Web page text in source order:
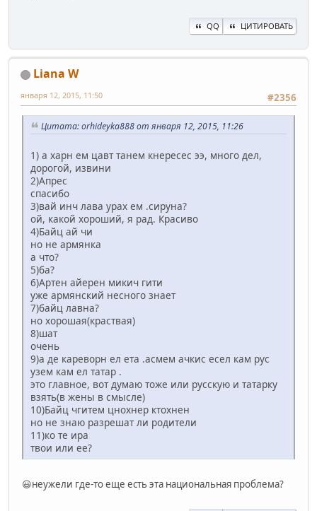
QQ ЦИТИРОВАТЬ
Liana W
#2356
января 12, 2015, 11:50
Цитата: orhideyka888 от января 12, 2015, 11:26
1) а харн ем цавт танем кнересес ээ, много дел,
дорогой, извини
2)Апрес
спасибо
3)вай инч лава урах ем .сируна?
ой, какой хороший, я рад. Красиво
4)Байц ай чи
но не армянка
а что?
5)ба?
6)Артен айерен микич гити
уже армянский несного знает
7)байц лавна?
но хорошая(краствая)
8)шат
очень
9)а де кареворн ел ета .асмем ачкис есел кам рус
узем кам ел татар .
это главное, вот думаю тоже или русскую и татарку
взять(в жены в смысле)
10)Байц чгитем цнохнер ктохнен
но не знаю разрешат ли родители
11)ко те ира
твои или ее?
😃неужели где-то еще есть эта национальная проблема?